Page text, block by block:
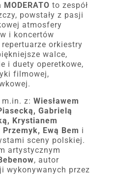
to zespół
powstały z pasji
atmosfery
i koncertów
orkiestry
walce,
i duety operetkowe,
filmowej,
m.in. z:Wiesławem
Gabrielą
Krystianem
Ewą Bem i
sceny polskiej.
artystycznym
, autor
wykonywanych przez